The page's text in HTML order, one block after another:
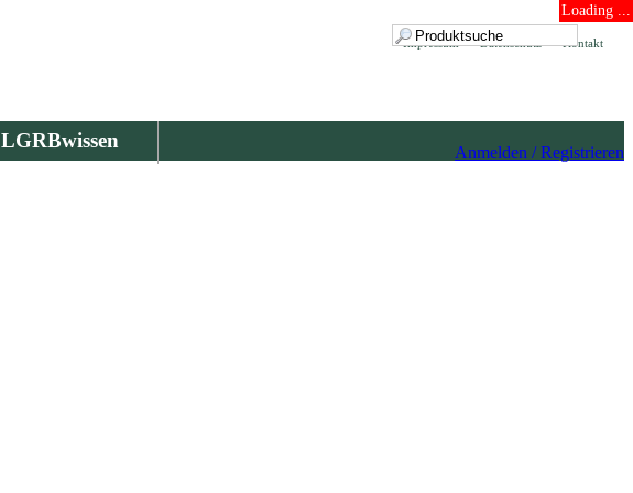
Loading ...
Kontakt
Datenschutz
Impressum
LGRBwissen
Anmelden / Registrieren